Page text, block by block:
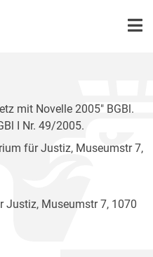
mit Novelle 2005" BGBl.
I Nr. 49/2005.
für Justiz, Museumstr 7,
Museumstr 7, 1070